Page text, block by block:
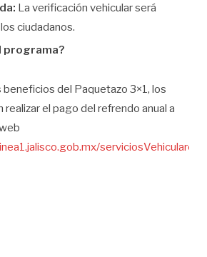
La verificación vehicular será
ciudadanos.
programa?
beneficios del Paquetazo 3×1, los
el pago del refrendo anual a
serviciosVehiculares/